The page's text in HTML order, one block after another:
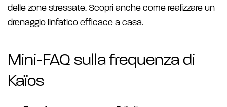
delle zone stressate. Scopri anche come realizzare un
drenaggio linfatico efficace a casa.
Mini-FAQ sulla frequenza di
Kaïos